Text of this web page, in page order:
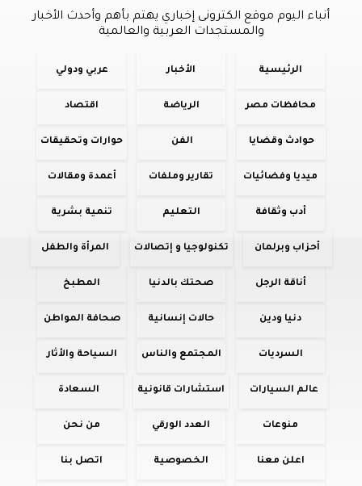
أنباء اليوم موقع الكترونى إخباري يهتم بأهم وأحدث الأخبار
والمستجدات العربية والعالمية
الرئيسية الأخبار عربي ودولي
محافظات مصر الرياضة اقتصاد
حوادث وقضايا الفن حوارات وتحقيقات
ميديا وفضائيات تقارير وملفات أعمدة ومقالات
أدب وثقافة التعليم تنمية بشرية
أحزاب وبرلمان تكنولوجيا و إتصالات المرأة والطفل
أناقة الرجل صحتك بالدنيا المطبخ
دنيا ودين حالات إنسانية صحافة المواطن
السرديات المجتمع والناس السياحة والأثار
عالم السيارات استشارات قانونية السعادة
منوعات العدد الورقي من نحن
اعلن معنا الخصوصية اتصل بنا